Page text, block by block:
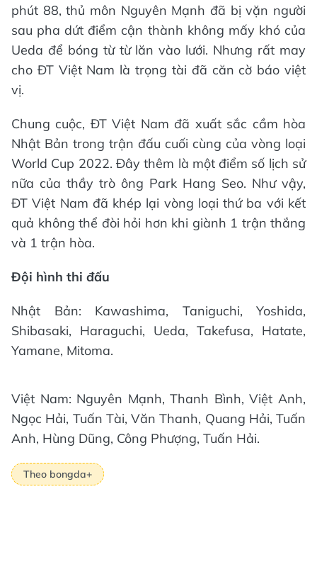
phút 88, thủ môn Nguyên Mạnh đã bị vặn người
sau pha dứt điểm cận thành không mấy khó của
Ueda để bóng từ từ lăn vào lưới. Nhưng rất may
cho ĐT Việt Nam là trọng tài đã căn cờ báo việt
vị.
Chung cuộc, ĐT Việt Nam đã xuất sắc cầm hòa
Nhật Bản trong trận đấu cuối cùng của vòng loại
World Cup 2022. Đây thêm là một điểm số lịch sử
nữa của thầy trò ông Park Hang Seo. Như vậy,
ĐT Việt Nam đã khép lại vòng loại thứ ba với kết
quả không thể đòi hỏi hơn khi giành 1 trận thắng
và 1 trận hòa.
Đội hình thi đấu
Nhật Bản: Kawashima, Taniguchi, Yoshida,
Shibasaki, Haraguchi, Ueda, Takefusa, Hatate,
Yamane, Mitoma.
Việt Nam: Nguyên Mạnh, Thanh Bình, Việt Anh,
Ngọc Hải, Tuấn Tài, Văn Thanh, Quang Hải, Tuấn
Anh, Hùng Dũng, Công Phượng, Tuấn Hải.
Theo bongda+